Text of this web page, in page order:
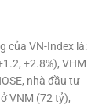
của VN-Index là:
+2.8%), VHM
nhà đầu tư
VNM (72 tỷ),